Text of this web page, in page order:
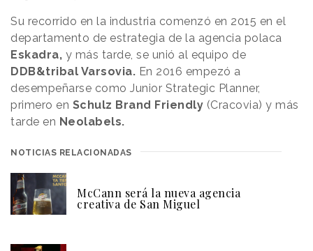
Su recorrido en la industria comenzó en 2015 en el
departamento de estrategia de la agencia polaca
Eskadra, y más tarde, se unió al equipo de
DDB&tribal Varsovia. En 2016 empezó a
desempeñarse como Junior Strategic Planner,
primero en Schulz Brand Friendly (Cracovia) y más
tarde en Neolabels.
NOTICIAS RELACIONADAS
McCann será la nueva agencia
creativa de San Miguel